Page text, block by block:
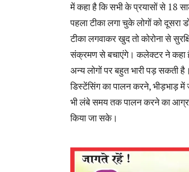
में कहा है कि सभी के प्रयासों से 18
पहला टीका लगा चुके लोगों को दूसरा
टीका लगवाकर खुद तो कोरोना से
संक्रमण से बचाएंगे। कलेक्टर ने कहा है
अन्य लोगों पर बहुत भारी पड़ सकती
डिस्टेंसिंग का पालन करने, भीड़भाड़
भी लंबे समय तक पालन करने का
किया जा सके।